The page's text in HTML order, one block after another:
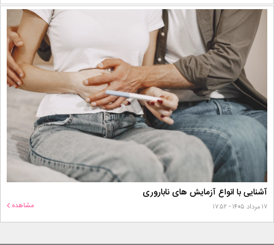
آشنایی با انواع آزمایش های ناباروری
۱۷ مرداد ۱۴۰۵ - ۱۷:۵۲ مشاهده